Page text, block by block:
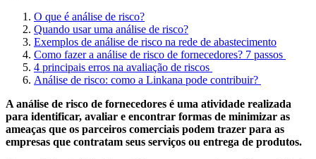
O que é análise de risco?
Quando usar uma análise de risco?
Exemplos de análise de risco na rede de abastecimento
Como fazer a análise de risco de fornecedores? 7 passos
4 principais erros na avaliação de riscos
Análise de risco: como a Linkana pode contribuir?
A análise de risco de fornecedores é uma atividade realizada
para identificar, avaliar e encontrar formas de minimizar as
ameaças que os parceiros comerciais podem trazer para as
empresas que contratam seus serviços ou entrega de produtos.